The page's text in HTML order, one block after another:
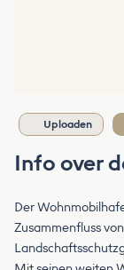
Uploaden
Info over
Der
Zusammenfluss